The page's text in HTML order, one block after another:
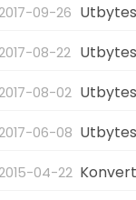
2017-09-26
2017-08-22
2017-08-02
2017-06-08
2015-04-22